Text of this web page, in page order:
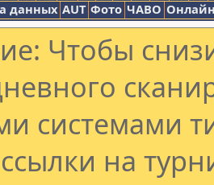
данных AUT Фото ЧАВО
Чтобы
системами
на